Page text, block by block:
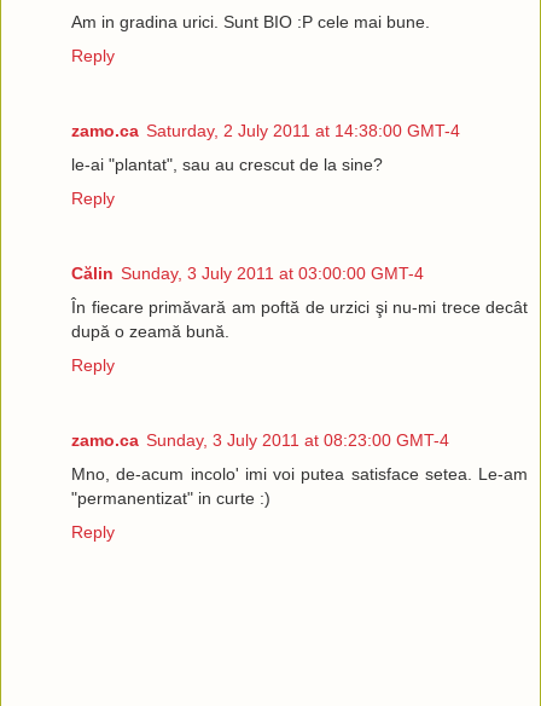
Am in gradina urici. Sunt BIO :P cele mai bune.
Reply
zamo.ca Saturday, 2 July 2011 at 14:38:00 GMT-4
le-ai "plantat", sau au crescut de la sine?
Reply
Călin Sunday, 3 July 2011 at 03:00:00 GMT-4
În fiecare primăvară am poftă de urzici şi nu-mi trece decât
după o zeamă bună.
Reply
zamo.ca Sunday, 3 July 2011 at 08:23:00 GMT-4
Mno, de-acum incolo' imi voi putea satisface setea. Le-am
"permanentizat" in curte :)
Reply